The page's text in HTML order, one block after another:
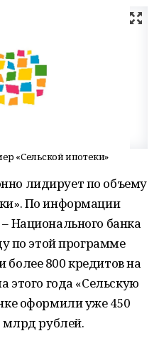
«Сельской ипотеки»
лидирует по объему
По информации
Национального банка
по этой программе
800 кредитов на
этого года «Сельскую
оформили уже 450
млрд рублей.